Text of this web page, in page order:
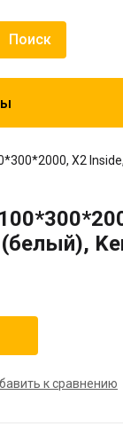
X2
к сравнению